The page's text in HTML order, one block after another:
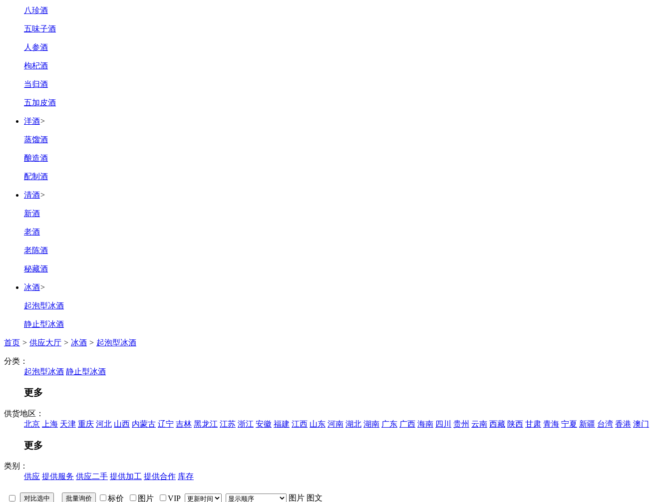
八珍酒
五味子酒
人参酒
枸杞酒
当归酒
五加皮酒
洋酒>
蒸馏酒
酿造酒
配制酒
清酒>
新酒
老酒
老陈酒
秘藏酒
冰酒>
起泡型冰酒
静止型冰酒
首页 > 供应大厅 > 冰酒 > 起泡型冰酒
分类：
起泡型冰酒 静止型冰酒
更多
供货地区：
北京
上海 天津 重庆 河北 山西 内蒙古 辽宁 吉林 黑龙江 江苏 浙江 安徽 福建 江西 山东 河南 湖北 湖南 广东 广西 海南 四川 贵州 云南 西藏 陕西 甘肃 青海 宁夏 新疆 台湾 香港 澳门
更多
类别：
供应 提供服务 供应二手 提供加工 提供合作 库存
标价 图片 VIP 图片 图文